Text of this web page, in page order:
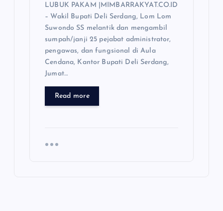
LUBUK PAKAM |MIMBARRAKYAT.CO.ID
– Wakil Bupati Deli Serdang, Lom Lom
Suwondo SS melantik dan mengambil
sumpah/janji 25 pejabat administrator,
pengawas, dan fungsional di Aula
Cendana, Kantor Bupati Deli Serdang,
Jumat…
Read more